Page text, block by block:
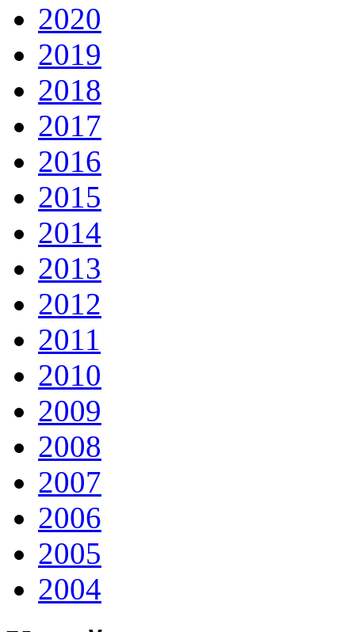
2020
2019
2018
2017
2016
2015
2014
2013
2012
2011
2010
2009
2008
2007
2006
2005
2004